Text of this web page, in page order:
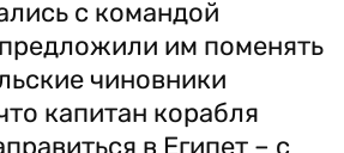
с командой
им поменять
чиновники
капитан корабля
в Египет – с